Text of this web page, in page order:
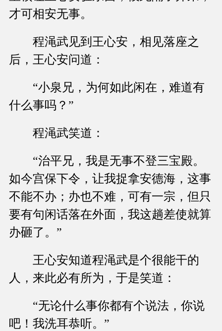
才可相安无事。
程渑武见到王心安，相见落座之
后，王心安问道：
“小泉兄，为何如此闲在，难道有
什么事吗？”
程渑武笑道：
“治平兄，我是无事不登三宝殿。
如今宫保下令，让我捉拿安德海，这事
不能不办；办也不难，可有一宗，但只
要有句闲话落在外面，我这趟差使就算
办砸了。”
王心安知道程渑武是个很能干的
人，来此必有所为，于是笑道：
“无论什么事你都有个说法，你说
吧！我洗耳恭听。”